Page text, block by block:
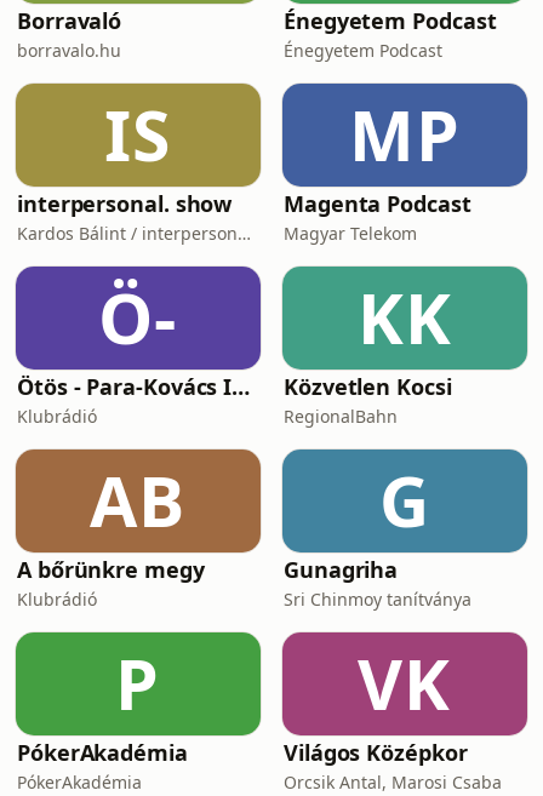
Borravaló
borravalo.hu
Énegyetem Podcast
Énegyetem Podcast
IS
interpersonal. show
Kardos Bálint / interpersonal.host
MP
Magenta Podcast
Magyar Telekom
Ö-
Ötös - Para-Kovács Imrével
Klubrádió
KK
Közvetlen Kocsi
RegionalBahn
AB
A bőrünkre megy
Klubrádió
G
Gunagriha
Sri Chinmoy tanítványa
P
PókerAkadémia
PókerAkadémia
VK
Világos Középkor
Orcsik Antal, Marosi Csaba